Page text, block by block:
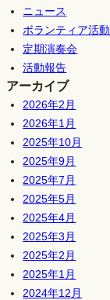
ニュース
ボランティア活動
定期演奏会
活動報告
アーカイブ
2026年2月
2026年1月
2025年10月
2025年9月
2025年7月
2025年5月
2025年4月
2025年3月
2025年2月
2025年1月
2024年12月